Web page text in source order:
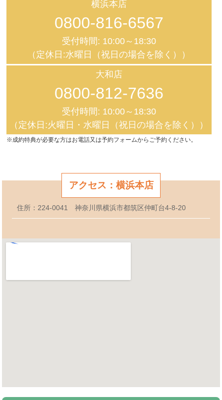
横浜本店
0800-816-6567
受付時間: 10:00～18:30
（定休日:水曜日（祝日の場合を除く））
大和店
0800-812-7636
受付時間: 10:00～18:30
（定休日:火曜日・水曜日（祝日の場合を除く））
※成約特典が必要な方はお電話又は予約フォームからご予約ください。
アクセス：横浜本店
住所：224-0041 神奈川県横浜市都筑区仲町台4-8-20